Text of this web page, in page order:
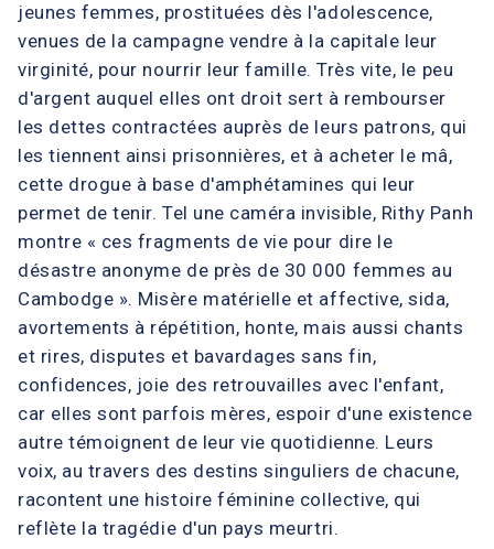
jeunes femmes, prostituées dès l'adolescence,
venues de la campagne vendre à la capitale leur
virginité, pour nourrir leur famille. Très vite, le peu
d'argent auquel elles ont droit sert à rembourser
les dettes contractées auprès de leurs patrons, qui
les tiennent ainsi prisonnières, et à acheter le mâ,
cette drogue à base d'amphétamines qui leur
permet de tenir. Tel une caméra invisible, Rithy Panh
montre « ces fragments de vie pour dire le
désastre anonyme de près de 30 000 femmes au
Cambodge ». Misère matérielle et affective, sida,
avortements à répétition, honte, mais aussi chants
et rires, disputes et bavardages sans fin,
confidences, joie des retrouvailles avec l'enfant,
car elles sont parfois mères, espoir d'une existence
autre témoignent de leur vie quotidienne. Leurs
voix, au travers des destins singuliers de chacune,
racontent une histoire féminine collective, qui
reflète la tragédie d'un pays meurtri.